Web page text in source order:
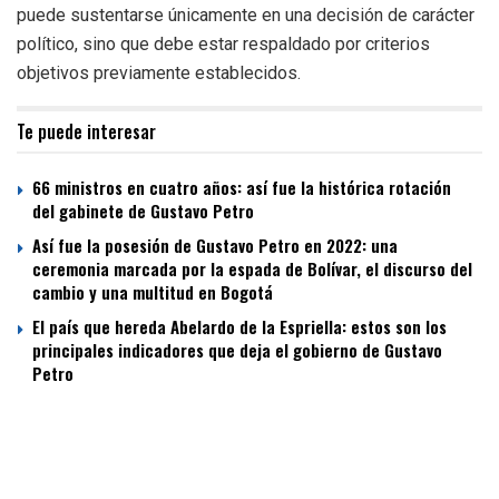
puede sustentarse únicamente en una decisión de carácter
político, sino que debe estar respaldado por criterios
objetivos previamente establecidos.
Te puede interesar
66 ministros en cuatro años: así fue la histórica rotación
del gabinete de Gustavo Petro
Así fue la posesión de Gustavo Petro en 2022: una
ceremonia marcada por la espada de Bolívar, el discurso del
cambio y una multitud en Bogotá
El país que hereda Abelardo de la Espriella: estos son los
principales indicadores que deja el gobierno de Gustavo
Petro